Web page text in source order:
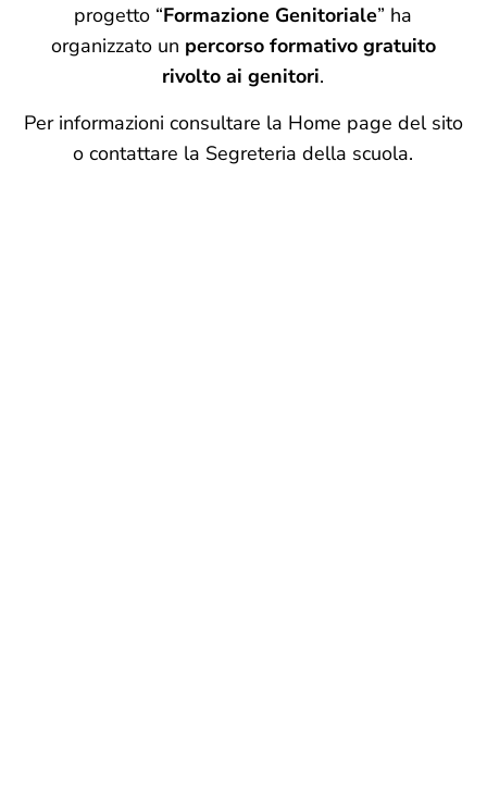
progetto “Formazione Genitoriale” ha
organizzato un percorso formativo gratuito
rivolto ai genitori.
Per informazioni consultare la Home page del sito
o contattare la Segreteria della scuola.